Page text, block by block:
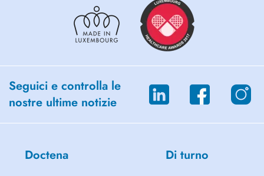
Seguici e controlla le
nostre ultime notizie
Doctena Di turno